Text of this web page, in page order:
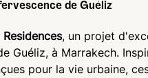
de Guéliz
, un projet
Guéliz, à Marrakech.
pour la vie urbaine,